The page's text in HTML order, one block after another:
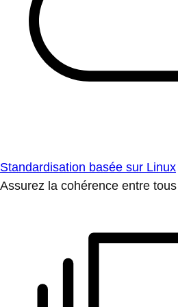
Standardisation basée sur Linux
Assurez la cohérence entre